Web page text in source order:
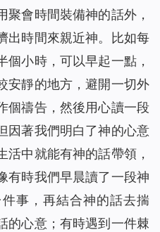
會時間裝備神的話外，
出時間來親近神。比如每
個小時，可以早起一點，
安靜的地方，避開一切外
個禱告，然後用心讀一段
因著我們明白了神的心意
中就能有神的話帶領，
有時我們早晨讀了一段神
事，再結合神的話去揣
的心意；有時遇到一件棘